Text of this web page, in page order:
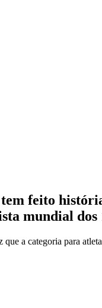
feito
mundial
a categoria para